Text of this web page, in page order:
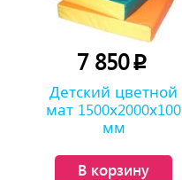
7 850p
Детский цветной
мат 1500х2000х100
мм
В корзину